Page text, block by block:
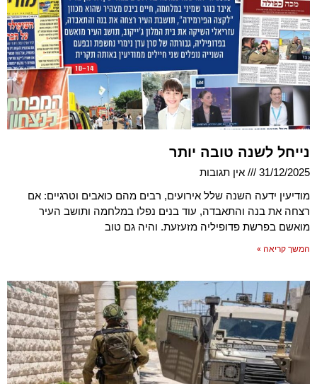
נייחל לשנה טובה יותר
31/12/2025
אין תגובות
מודיעין ידעה השנה שלל אירועים, רבים מהם כואבים וטרגיים: אם
רצחה את בנה והתאבדה, עוד בנים נפלו במלחמה ותושב העיר
מואשם בפרשת פדופיליה מזעזעת. והיה גם טוב
המשך קריאה »